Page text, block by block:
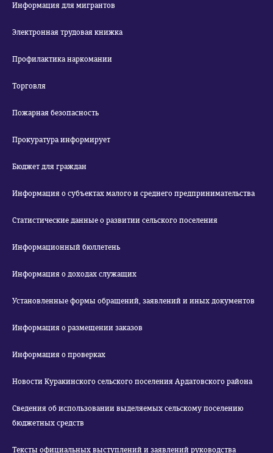
Информация для мигрантов
Электронная трудовая книжка
Профилактика наркомании
Торговля
Пожарная безопасность
Прокуратура информирует
Бюджет для граждан
Информация о субъектах малого и среднего предпринимательства
Статистические данные о развитии сельского поселения
Информационный бюллетень
Информация о доходах служащих
Установленные формы обращений, заявлений и иных документов
Информация о размещении заказов
Информация о проверках
Новости Куракинского сельского поселения Ардатовского района
Сведения об использовании выделяемых сельскому поселению
бюджетных средств
Тексты официальных выступлений и заявлений руководства